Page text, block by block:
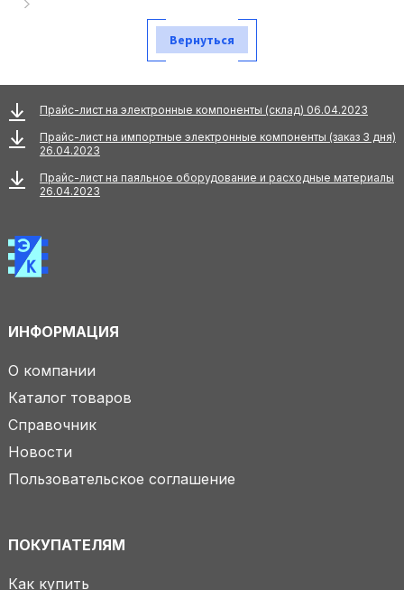
Вернуться
Прайс-лист на электронные компоненты (склад) 06.04.2023
Прайс-лист на импортные электронные компоненты (заказ 3 дня)
26.04.2023
Прайс-лист на паяльное оборудование и расходные материалы
26.04.2023
ИНФОРМАЦИЯ
О компании
Каталог товаров
Справочник
Новости
Пользовательское соглашение
ПОКУПАТЕЛЯМ
Как купить